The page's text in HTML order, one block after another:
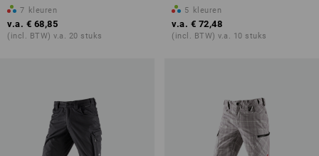
7 kleuren
v.a. € 68,85
(incl. BTW) v.a. 20 stuks
5 kleuren
v.a. € 72,48
(incl. BTW) v.a. 10 stuks